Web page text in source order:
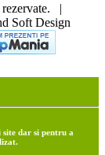
rezervate. |
Soft Design
dar si pentru a